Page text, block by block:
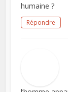
humaine ?
Répondre